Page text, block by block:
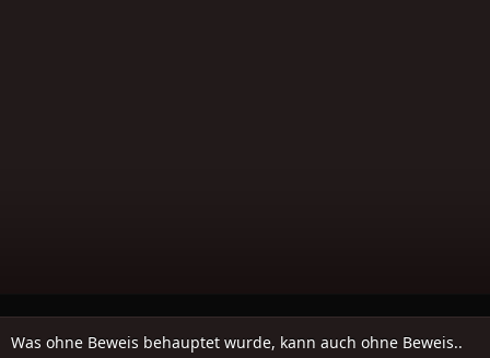
Was ohne Beweis behauptet wurde, kann auch ohne Beweis..